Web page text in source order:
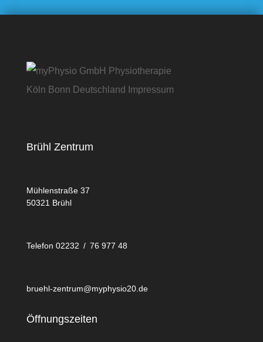
Brühl Zentrum
Mühlenstraße 37
50321 Brühl
Telefon 02232 / 76 977 48
bruehl-zentrum@myphysio20.de
Öffnungszeiten